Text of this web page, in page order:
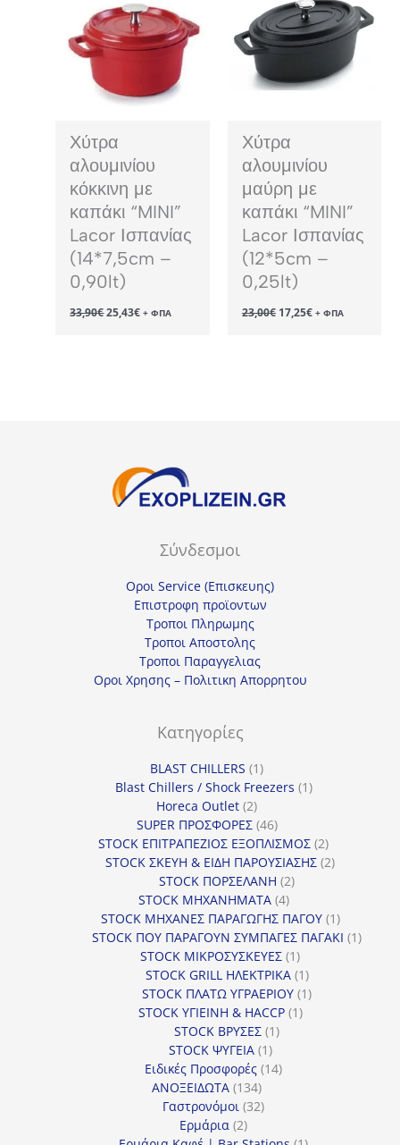
Χύτρα
αλουμινίου
κόκκινη με
καπάκι “MINI”
Lacor Ισπανίας
(14*7,5cm –
0,90lt)
33,90€Original
price
25,43€Η+ ΦΠΑ
Χύτρα
αλουμινίου
μαύρη με
καπάκι “MINI”
Lacor Ισπανίας
(12*5cm –
0,25lt)
23,00€ Original
price
17,25€Η+ ΦΠΑ
Σύνδεσμοι
Οροι Service (Επισκευης)
Επιστροφη προϊοντων
Τροποι Πληρωμης
Τροποι Αποστολης
Τροποι Παραγγελιας
Οροι Χρησης – Πολιτικη Απορρητου
Κατηγορίες
BLAST CHILLERS 11
προϊόν
Blast Chillers / Shock Freezers 11
Horeca Outlet 22
προϊόντα
SUPER ΠΡΟΣΦΟΡΕΣ 4646
προϊόντα
STOCK ΕΠΙΤΡΑΠΕΖΙΟΣ ΕΞΟΠΛΙΣΜΟΣ 22
προϊόντα
STOCK ΣΚΕΥΗ & ΕΙΔΗ ΠΑΡΟΥΣΙΑΣΗΣ 22
STOCK ΠΟΡΣΕΛΑΝΗ 22
STOCK ΜΗΧΑΝΗΜΑΤΑ 44
προϊόντα
STOCK ΜΗΧΑΝΕΣ ΠΑΡΑΓΩΓΗΣ ΠΑΓΟΥ 11
προϊόν
STOCK ΠΟΥ ΠΑΡΑΓΟΥΝ ΣΥΜΠΑΓΕΣ ΠΑΓΑΚΙ 11
STOCK ΜΙΚΡΟΣΥΣΚΕΥΕΣ 11
προϊόν
STOCK GRILL ΗΛΕΚΤΡΙΚΑ 11
προϊόν
STOCK ΠΛΑΤΩ ΥΓΡΑΕΡΙΟΥ 11
STOCK ΥΓΙΕΙΝΗ & HACCP 11
STOCK ΒΡΥΣΕΣ 11
STOCK ΨΥΓΕΙΑ 11
προϊόν
Ειδικές Προσφορές 1414
ΑΝΟΞΕΙΔΩΤΑ 134134
προϊόντα
Γαστρονόμοι 3232
Ερμάρια 22